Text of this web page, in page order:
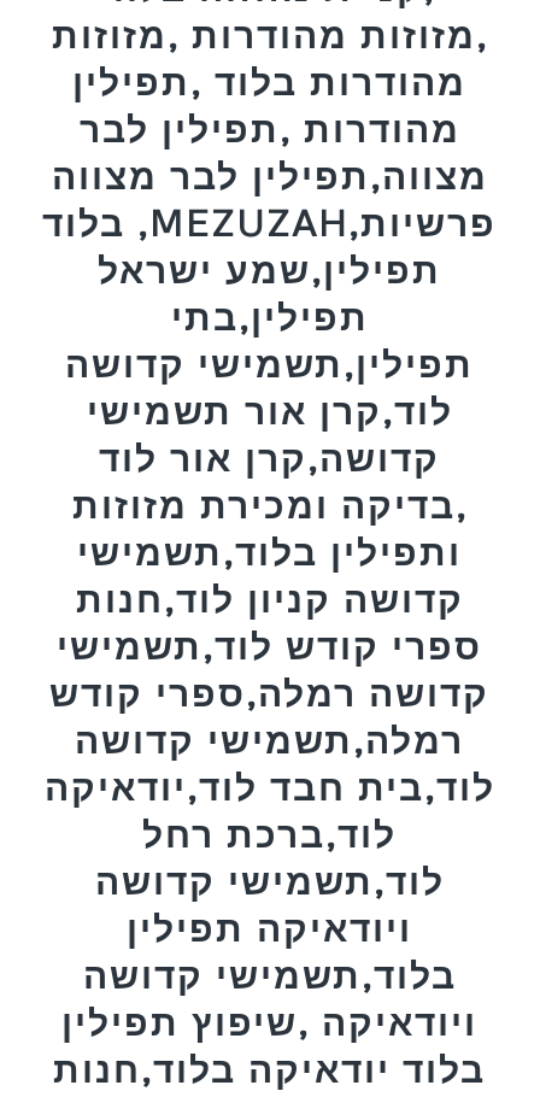
,מזוזות מהודרות ,מזוזות
מהודרות בלוד ,תפילין
מהודרות ,תפילין לבר
מצווה,תפילין לבר מצווה
בלוד ,MEZUZAH,פרשיות
תפילין,שמע ישראל
תפילין,בתי
תפילין,תשמישי קדושה
לוד,קרן אור תשמישי
קדושה,קרן אור לוד
,בדיקה ומכירת מזוזות
ותפילין בלוד,תשמישי
קדושה קניון לוד,חנות
ספרי קודש לוד,תשמישי
קדושה רמלה,ספרי קודש
רמלה,תשמישי קדושה
לוד,בית חבד לוד,יודאיקה
לוד,ברכת רחל
לוד,תשמישי קדושה
ויודאיקה תפילין
בלוד,תשמישי קדושה
ויודאיקה ,שיפוץ תפילין
בלוד יודאיקה בלוד,חנות